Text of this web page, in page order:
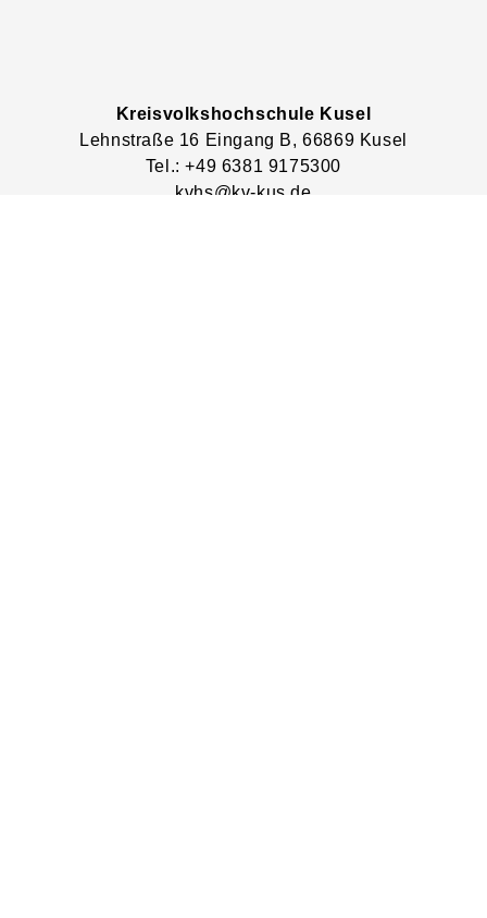
Kreisvolkshochschule Kusel
Lehnstraße 16 Eingang B, 66869 Kusel
Tel.: +49 6381 9175300
kvhs@kv-kus.de